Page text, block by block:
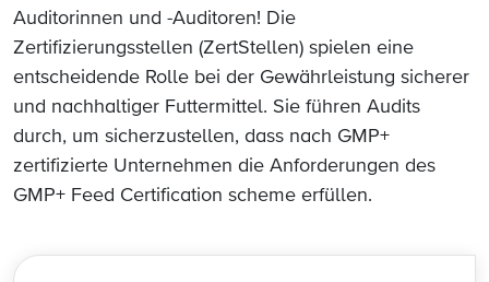
Auditorinnen und -Auditoren! Die
Zertifizierungsstellen (ZertStellen) spielen eine
entscheidende Rolle bei der Gewährleistung sicherer
und nachhaltiger Futtermittel. Sie führen Audits
durch, um sicherzustellen, dass nach GMP+
zertifizierte Unternehmen die Anforderungen des
GMP+ Feed Certification scheme erfüllen.